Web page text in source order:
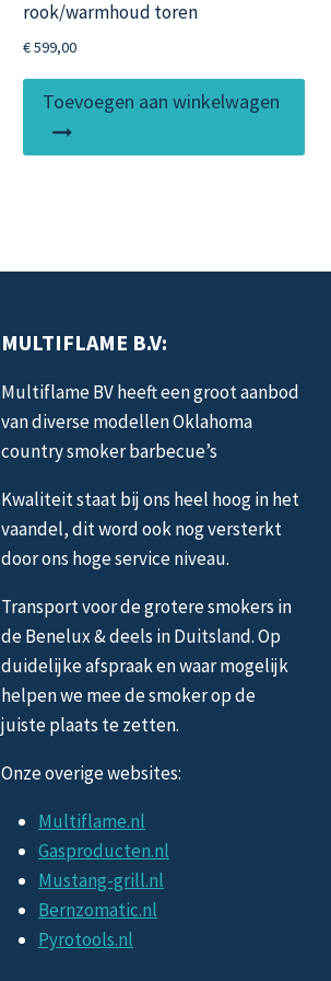
rook/warmhoud toren
€599,00
Toevoegen aan winkelwagen
MULTIFLAME B.V:
Multiflame BV heeft een groot aanbod
van diverse modellen Oklahoma
country smoker barbecue’s
Kwaliteit staat bij ons heel hoog in het
vaandel, dit word ook nog versterkt
door ons hoge service niveau.
Transport voor de grotere smokers in
de Benelux & deels in Duitsland. Op
duidelijke afspraak en waar mogelijk
helpen we mee de smoker op de
juiste plaats te zetten.
Onze overige websites:
Multiflame.nl
Gasproducten.nl
Mustang-grill.nl
Bernzomatic.nl
Pyrotools.nl